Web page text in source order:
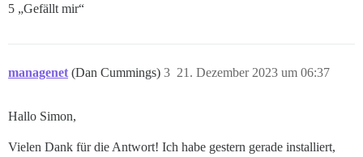
5 „Gefällt mir“
managenet (Dan Cummings) 21. Dezember 2023 um 06:37
3
Hallo Simon,
Vielen Dank für die Antwort! Ich habe gestern gerade installiert,